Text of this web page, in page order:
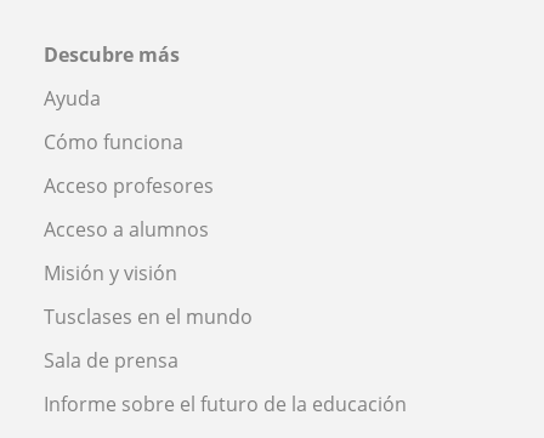
Descubre más
Ayuda
Cómo funciona
Acceso profesores
Acceso a alumnos
Misión y visión
Tusclases en el mundo
Sala de prensa
Informe sobre el futuro de la educación